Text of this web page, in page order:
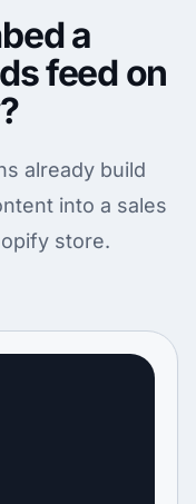
a
feed on
already build
into a sales
store.